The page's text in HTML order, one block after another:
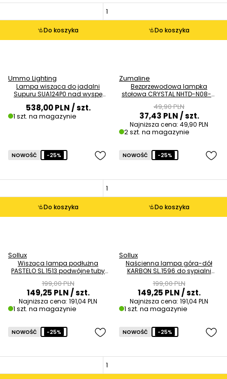
Do koszyka
Ummo Lighting
Lampa wisząca do jadalni
Supuru SUA124P0 nad wyspę
bordowa czarna OUTLET
538,00 PLN/ szt.
1 szt. na magazynie
Do koszyka
Zumaline
Bezprzewodowa lampka
stołowa CRYSTAL NHTD-N08-G
49,90 PLN
37,43 PLN/ szt.
Najniższa cena: 49,90 PLN
2 szt. na magazynie
Do koszyka
NOWOŚĆ -25%
Sollux
Wisząca lampa podłużna
PASTELO SL.1513 podwójne tuby
199,00 PLN
149,25 PLN/ szt.
Najniższa cena: 191,04 PLN
1 szt. na magazynie
Do koszyka
NOWOŚĆ -25%
Sollux
Naścienna lampa góra-dół
KARBON SL.1596 do sypialni
199,00 PLN
149,25 PLN/ szt.
Najniższa cena: 191,04 PLN
1 szt. na magazynie
NOWOŚĆ -25% NOWOŚĆ -25%